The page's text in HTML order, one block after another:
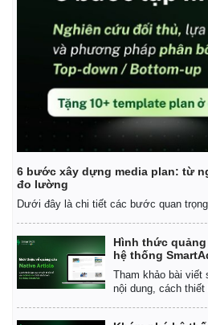
Cuộc sống đó đây
6 bước xây dựng media plan: từ
đo lường
Dưới đây là chi tiết các bước quan
Hình thức
hệ thống
Tham khảo bài viết
nội dung, cách